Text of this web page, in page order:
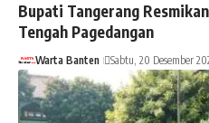
Bupati Tangerang
Tengah Pagedangan
Warta Banten Sabtu, 20 Desember